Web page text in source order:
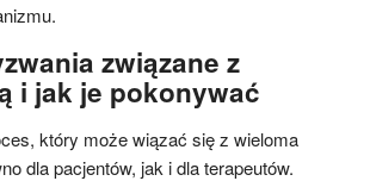
związane z
i jak je pokonywać
który może wiązać się z wieloma
dla pacjentów, jak i dla terapeutów.